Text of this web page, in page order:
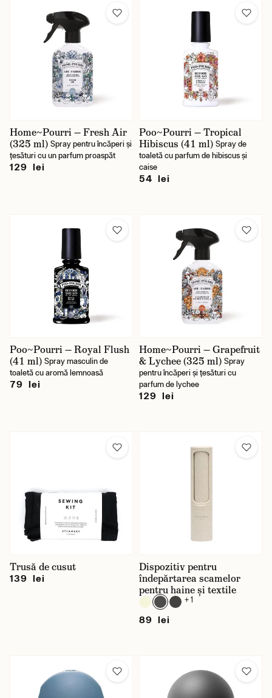
Home~Pourri — Fresh Air
(325 ml) Spray pentru încăperi și
țesături cu un parfum proaspăt
129 lei
Poo~Pourri — Tropical
Hibiscus (41 ml) Spray de
toaletă cu parfum de hibiscus și
caise
54 lei
Poo~Pourri — Royal Flush
(41 ml) Spray masculin de
toaletă cu aromă lemnoasă
79 lei
Home~Pourri — Grapefruit
& Lychee (325 ml) Spray
pentru încăperi și țesături cu
parfum de lychee
129 lei
Trusă de cusut
139 lei
Dispozitiv pentru
îndepărtarea scamelor
pentru haine și textile
+ 1
89 lei